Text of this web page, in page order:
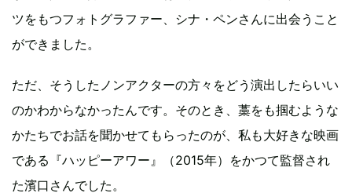
ツをもつフォトグラファー、シナ・ペンさんに出会うこと
ができました。
ただ、そうしたノンアクターの方々をどう演出したらいい
のかわからなかったんです。そのとき、藁をも掴むような
かたちでお話を聞かせてもらったのが、私も大好きな映画
である『ハッピーアワー』（2015年）をかつて監督され
た濱口さんでした。